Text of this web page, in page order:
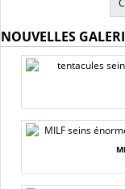
NOUVELLES